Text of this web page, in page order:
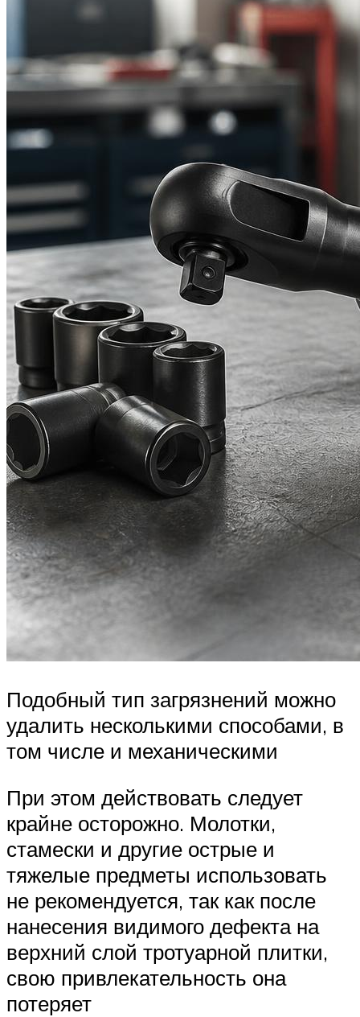
Подобный тип загрязнений можно
удалить несколькими способами, в
том числе и механическими
При этом действовать следует
крайне осторожно. Молотки,
стамески и другие острые и
тяжелые предметы использовать
не рекомендуется, так как после
нанесения видимого дефекта на
верхний слой тротуарной плитки,
свою привлекательность она
потеряет